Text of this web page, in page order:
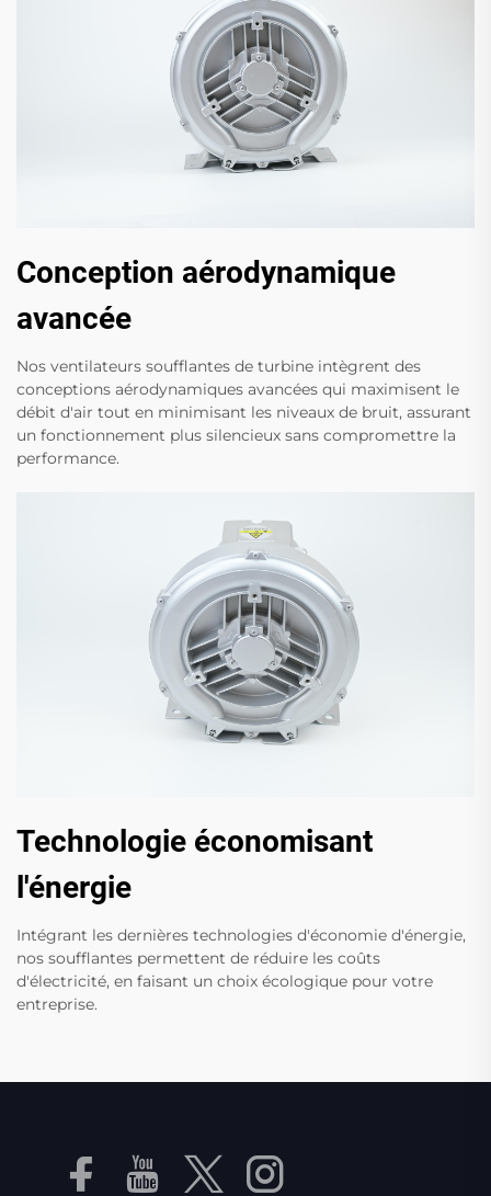
Conception aérodynamique
avancée
Nos ventilateurs soufflantes de turbine intègrent des
conceptions aérodynamiques avancées qui maximisent le
débit d'air tout en minimisant les niveaux de bruit, assurant
un fonctionnement plus silencieux sans compromettre la
performance.
Technologie économisant
l'énergie
Intégrant les dernières technologies d'économie d'énergie,
nos soufflantes permettent de réduire les coûts
d'électricité, en faisant un choix écologique pour votre
entreprise.